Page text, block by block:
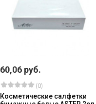
60,06 руб.
(0)
Косметические салфетки